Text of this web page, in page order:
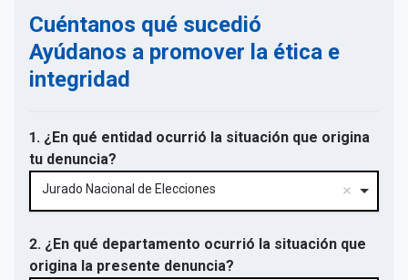
Cuéntanos qué sucedió
Ayúdanos a promover la ética e
integridad
1. ¿En qué entidad ocurrió la situación que origina
tu denuncia?
Jurado Nacional de Elecciones
2. ¿En qué departamento ocurrió la situación que
origina la presente denuncia?